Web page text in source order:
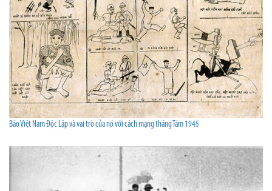
Báo Việt Nam Độc Lập và vai trò của nó với cách mạng tháng Tám 1945